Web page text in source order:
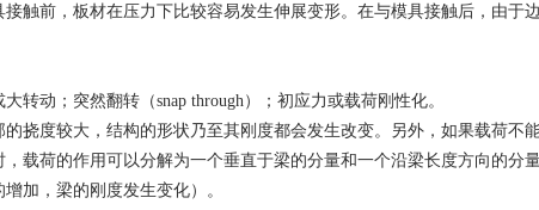
触前，板材在压力下比较容易发生伸展变形。在与模具接触后，由于
转动；突然翻转（snap through）；初应力或载荷刚性化。
的挠度较大，结构的形状乃至其刚度都会发生改变。另外，如果载荷不
载荷的作用可以分解为一个垂直于梁的分量和一个沿梁长度方向的分
加，梁的刚度发生变化）。